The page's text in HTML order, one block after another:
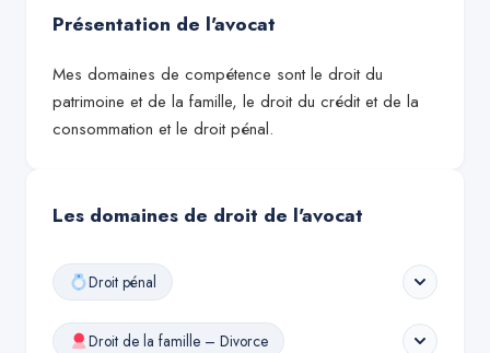
Présentation de l'avocat
Mes domaines de compétence sont le droit du
patrimoine et de la famille, le droit du crédit et de la
consommation et le droit pénal.
Les domaines de droit de l'avocat
Droit pénal
Droit de la famille – Divorce